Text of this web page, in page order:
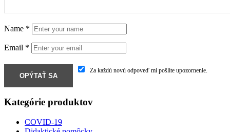
Name *
Email *
Za každú novú odpoveď mi pošlite upozornenie.
Kategórie produktov
COVID-19